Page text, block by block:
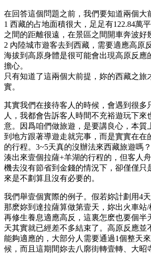
在回答這個問題之前，我們要知道兩個大
1 西藏的占地面積很大，足足有122.84萬
之間的距離很遠，在景區之間開車奔波好
2 內陸城市遊客去到西藏，需要適應高原
海拔到高原身體是很可能會出現高原反應
擔心。
只有知道了這兩個大前提，妳的西藏之旅
實。
其實我們在接待客人的時候，會遇到很多
人，我都會告訴客人時間不充裕遊玩下來
意。因爲咱們做旅遊，是要講良心，本質
到地方跟著導遊走就完事，而是實實在在
的行程。3~5天真的沒辦法來西藏旅遊嗎
湊出來壹個拉薩+羊湖的行程的，但客人
機去沒有節省到金錢的情況下，卻僅僅只
來是不劃算且沒有必要的。
我們舉壹個實際的例子。假若妳計劃用4
那麽妳到達拉薩算做第壹天，妳出火車站
再修生養息適應高反，這裏怎麽也要個半
天其實就已經差不多結束了。高原反應並
能夠適應的，大部分人需要通過1個整天
候，而且這期間妳去八廓街轉壹轉、大昭